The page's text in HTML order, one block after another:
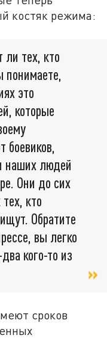
костяк режима:
тех, кто
понимаете,
это
которые
наших людей
Они до сих
кто
Обратите
вы легко
кого-то из
сроков